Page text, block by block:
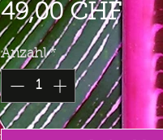
49,00 CHF
Anzahl *